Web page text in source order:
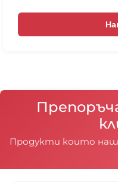
Продукти които